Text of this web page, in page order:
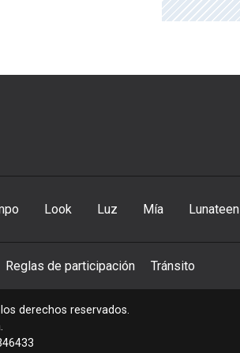
Look Luz Mía Lunateen
Reglas de participación Tránsito
derechos reservados.